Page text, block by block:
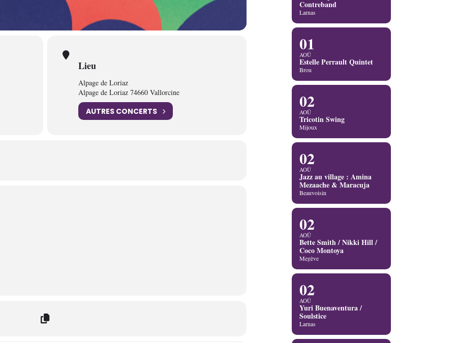
Lieu
Alpage de Loriaz
Alpage de Loriaz 74660 Vallorcine
AUTRES CONCERTS
Contreband
Larnas
01
AOÛ
Estelle Perrault Quintet
Brou
02
AOÛ
Tricotin Swing
Mijoux
02
AOÛ
Jazz au village : Amina
Mezaache & Maracuja
Beauvoisin
02
AOÛ
Bette Smith / Nikki Hill /
Coco Montoya
Megève
02
AOÛ
Yuri Buenaventura /
Soulstice
Larnas